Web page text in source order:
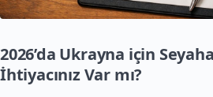
2026’da Ukrayna için
İhtiyacınız Var mı?